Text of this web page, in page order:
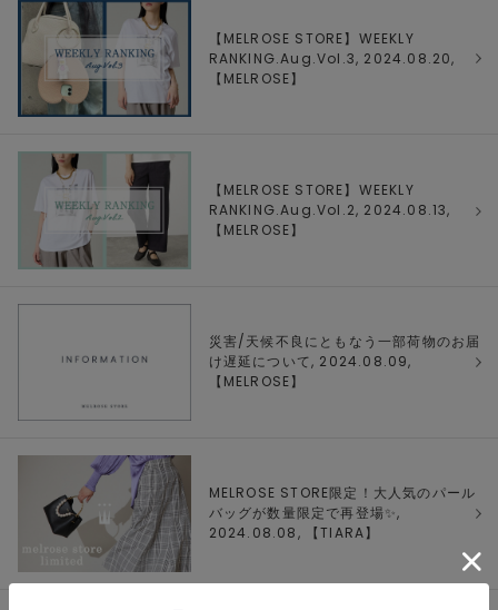
【MELROSE STORE】WEEKLY
RANKING.Aug.Vol.3, 2024.08.20,
【 MELROSE】
【MELROSE STORE】WEEKLY
RANKING.Aug.Vol.2, 2024.08.13,
【 MELROSE】
災害/天候不良にともなう一部荷物のお届
け遅延について, 2024.08.09,
【 MELROSE】
MELROSE STORE限定！大人気のパール
バッグが数量限定で再登場✨,
2024.08.08, 【TIARA】